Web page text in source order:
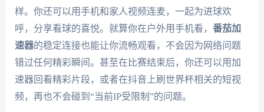
样。你还可以用手机和家人视频连麦，一起为进球欢
呼，分享看球的喜悦。就算你在户外用手机看， 番茄加
速器的稳定连接也能让你流畅观看，不会因为网络问题
错过任何精彩瞬间。甚至在比赛结束后，你还可以用加
速器回看精彩片段，或者在抖音上刷世界杯相关的短视
频，再也不会碰到“当前IP受限制”的问题。